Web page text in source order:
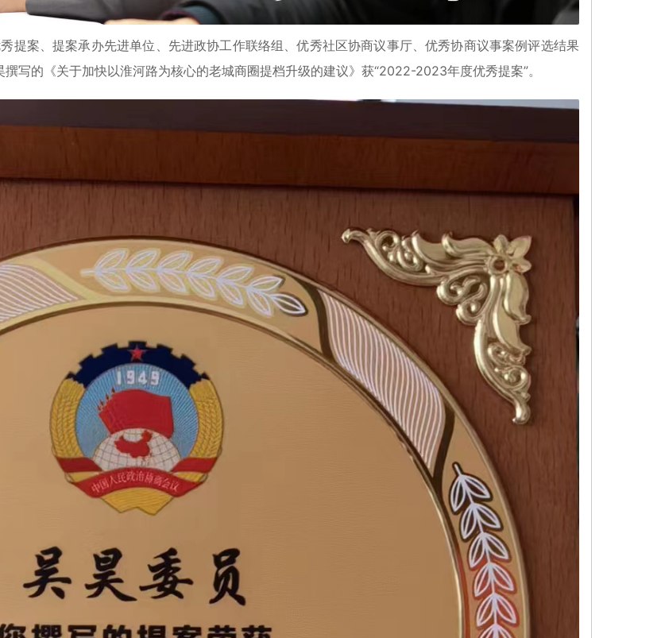
案、提案承办先进单位、先进政协工作联络组、优秀社区协商议事厅、优秀协商议事案例评选结果
写的《关于加快以淮河路为核心的老城商圈提档升级的建议》获“2022-2023年度优秀提案”。